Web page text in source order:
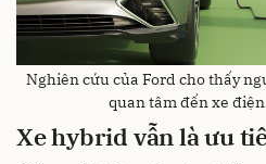
Nghiên cứu của Ford cho thấy
quan tâm đến xe
Xe hybrid vẫn là ưu